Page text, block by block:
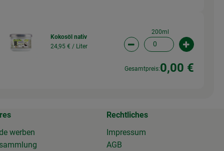
ändern
Kokosöl nativ
24,95 € / Liter
200ml
Artikelanzahl verringern
Gesamtpreis:0,00 €
werben
Rechtliches
Impressum
AGB